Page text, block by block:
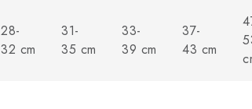
28-
32 cm
31-
35 cm
33-
39 cm
37-
43 cm